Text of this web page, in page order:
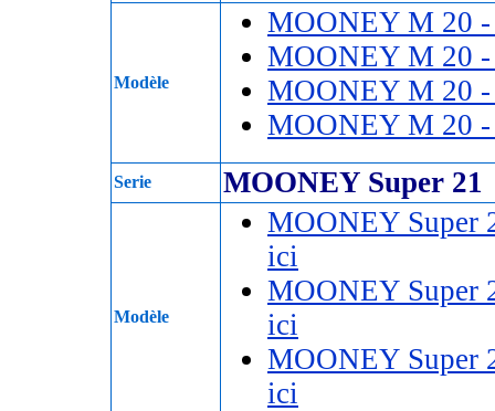
Modèle
MOONEY M 20
MOONEY M 20
MOONEY M 20
MOONEY M 20
Serie MOONEY Super 21
Modèle
MOONEY Super
ici
MOONEY Super
ici
MOONEY Super
ici